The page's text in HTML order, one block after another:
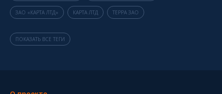
ЗАО «КАРТА ЛТД» КАРТА ЛТД ТЕРРА ЗАО
ПОКАЗАТЬ ВСЕ ТЕГИ